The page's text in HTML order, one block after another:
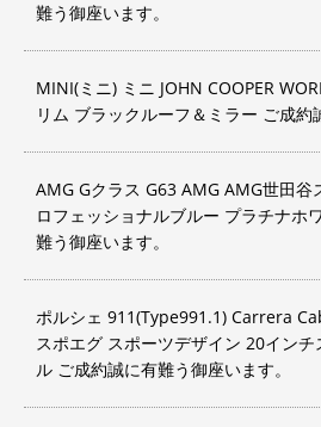
難う御座います。
MINI(ミニ) ミニ JOHN COOPER
リム ブラックルーフ＆ミラー ご成約
AMG Gクラス G63 AMG AMG世田谷
ロフェッショナルブルー プラチナホ
難う御座います。
ポルシェ 911(Type991.1) Carrera
スポエグ スポーツデザイン 20イン
ル ご成約誠に有難う御座います。